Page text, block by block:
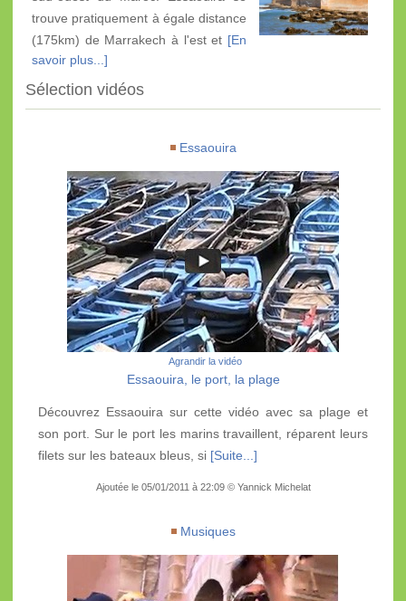
trouve pratiquement à égale distance
(175km) de Marrakech à l'est et [En
savoir plus...]
Sélection vidéos
Essaouira
Agrandir la vidéo
Essaouira, le port, la plage
Découvrez Essaouira sur cette vidéo avec sa plage et
son port. Sur le port les marins travaillent, réparent leurs
filets sur les bateaux bleus, si [Suite...]
Ajoutée le 05/01/2011 à 22:09 © Yannick Michelat
Musiques